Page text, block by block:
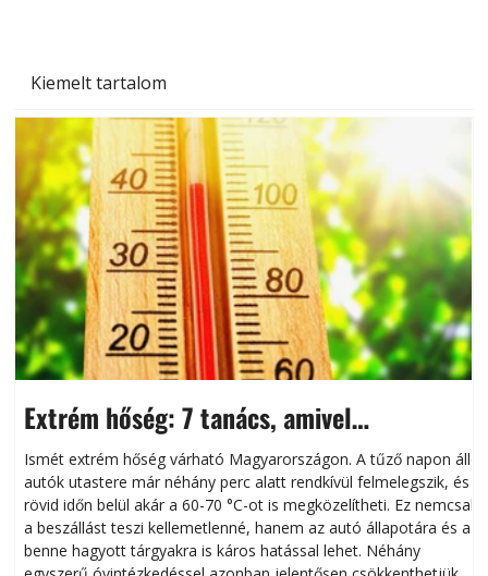
Kiemelt tartalom
Extrém hőség: 7 tanács, amivel
megóvhatjuk autónkat a nyári károktól
Ismét extrém hőség várható Magyarországon. A tűző napon álló
autók utastere már néhány perc alatt rendkívül felmelegszik, és
rövid időn belül akár a 60-70 °C-ot is megközelítheti. Ez nemcsak
a beszállást teszi kellemetlenné, hanem az autó állapotára és a
benne hagyott tárgyakra is káros hatással lehet. Néhány